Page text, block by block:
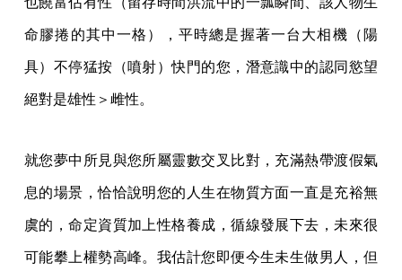
命膠捲的其中一格），平時總是握著一台大相機（陽
具）不停猛按（噴射）快門的您，潛意識中的認同慾望
絕對是雄性＞雌性。
就您夢中所見與您所屬靈數交叉比對，充滿熱帶渡假氣
息的場景，恰恰說明您的人生在物質方面一直是充裕無
虞的，命定資質加上性格養成，循線發展下去，未來很
可能攀上權勢高峰。我估計您即便今生未生做男人，但